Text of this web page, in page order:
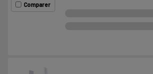
Comparer